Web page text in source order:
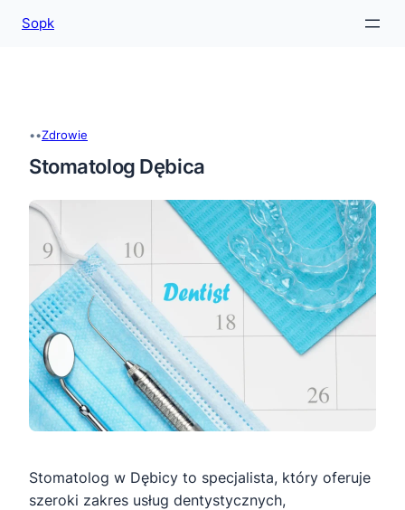
treści
Sopk
••Zdrowie
Stomatolog Dębica
Stomatolog w Dębicy to specjalista, który oferuje
szeroki zakres usług dentystycznych,